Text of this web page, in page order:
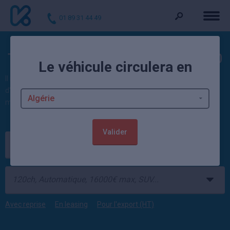
01 89 31 44 49
Le véhicule circulera en
Valider
Toutes les offres et prix Volvo XC90
d'occasion proposée par les concessions Volvo XC90 et
mandataires auto.
Avec reprise En leasing Pour l'export (HT)